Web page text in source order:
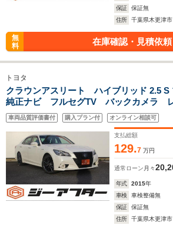
保証
保証無
住所
千葉県木更津市
無
料
在庫確認・見積依頼
トヨタ
クラウンアスリート ハイブリッド 2.5
純正ナビ フルセグTV バックカメラ レ
トロール LEDヘッドライト ETC クリ
動格納ミラー Bluetooth接続 オートマ
パワーシート
車両品質評価書付 購入プラン付 オンライン相談可
支払総額
129.7 万円
通常ローン 月々
年式 2015年
車検
車検整備無
保証
保証無
住所
千葉県木更津市